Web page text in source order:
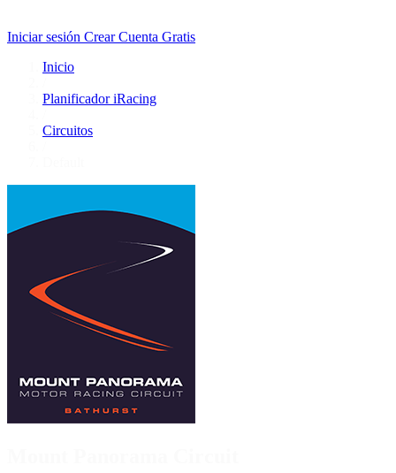
Iniciar sesión Crear Cuenta Gratis
Inicio
Planificador iRacing
Circuitos